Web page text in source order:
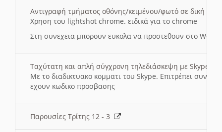
Αντιγραφή τμήματος οθόνης/κειμένου/φωτό σε δική
Χρηση του lightshot chrome. ειδικά για το chrome
Στη συνεχεια μπορουν ευκολα να προστεθουν στο Word
Ταχύτατη και απλή σύγχρονη τηλεδιάσκεψη με Skype
Με το διαδικτυακο κομματι του Skype. Επιτρέπει
εχουν κωδικο προσβασης
Παρουσίες Τρίτης 12 - 3